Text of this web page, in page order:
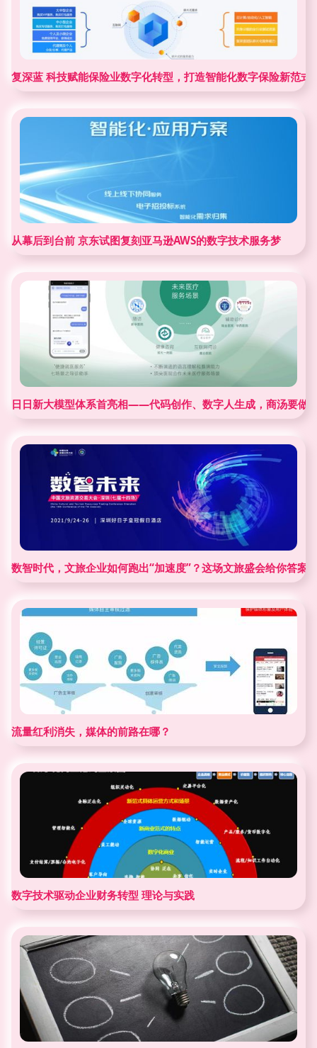
复深蓝 科技赋能保险业数字化转型，打造智能化数字保险新范式
从幕后到台前 京东试图复刻亚马逊AWS的数字技术服务梦
日日新大模型体系首亮相——代码创作、数字人生成，商汤要做
数智时代，文旅企业如何跑出“加速度”？这场文旅盛会给你答案
流量红利消失，媒体的前路在哪？
数字技术驱动企业财务转型 理论与实践